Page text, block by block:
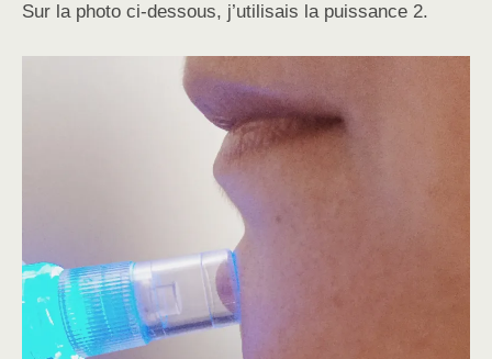
Sur la photo ci-dessous, j’utilisais la puissance 2.